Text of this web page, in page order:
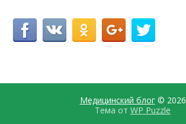
Медицинский блог© 2026
Тема от WP Puzzle